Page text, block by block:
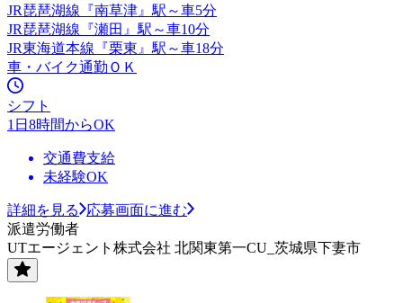
JR琵琶湖線『南草津』駅～車5分
JR琵琶湖線『瀬田』駅～車10分
JR東海道本線『栗東』駅～車18分
車・バイク通勤ＯＫ
シフト
1日8時間からOK
交通費支給
未経験OK
詳細を見る
応募画面に進む
派遣労働者
UTエージェント株式会社 北関東第一CU_茨城県下妻市